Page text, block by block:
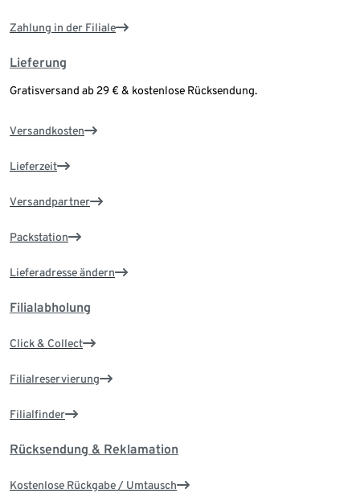
Zahlung in der Filiale
Lieferung
Gratisversand ab 29 € & kostenlose Rücksendung.
Versandkosten
Lieferzeit
Versandpartner
Packstation
Lieferadresse ändern
Filialabholung
Click & Collect
Filialreservierung
Filialfinder
Rücksendung & Reklamation
Kostenlose Rückgabe / Umtausch